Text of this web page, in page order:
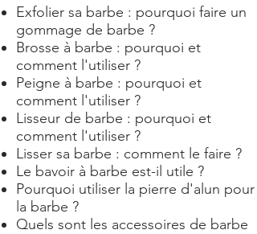
Exfolier sa barbe : pourquoi faire un
gommage de barbe ?
Brosse à barbe : pourquoi et
comment l'utiliser ?
Peigne à barbe : pourquoi et
comment l'utiliser ?
Lisseur de barbe : pourquoi et
comment l'utiliser ?
Lisser sa barbe : comment le faire ?
Le bavoir à barbe est-il utile ?
Pourquoi utiliser la pierre d'alun pour
la barbe ?
Quels sont les accessoires de barbe